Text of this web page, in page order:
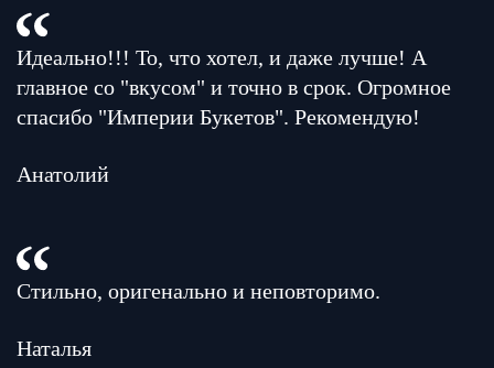
Идеально!!! То, что хотел, и даже лучше! А
главное со "вкусом" и точно в срок. Огромное
спасибо "Империи Букетов". Рекомендую!
Анатолий
Стильно, оригенально и неповторимо.
Наталья